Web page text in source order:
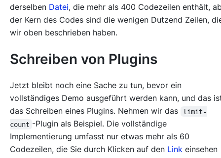
derselben Datei, die mehr als 400 Codezeilen enthält,
der Kern des Codes sind die wenigen Dutzend Zeilen,
wir oben beschrieben haben.
Schreiben von Plugins
Jetzt bleibt noch eine Sache zu tun, bevor ein
vollständiges Demo ausgeführt werden kann, und das
das Schreiben eines Plugins. Nehmen wir das
limit-
count -Plugin als Beispiel. Die vollständige
Implementierung umfasst nur etwas mehr als 60
Codezeilen, die Sie durch Klicken auf den Link einsehen